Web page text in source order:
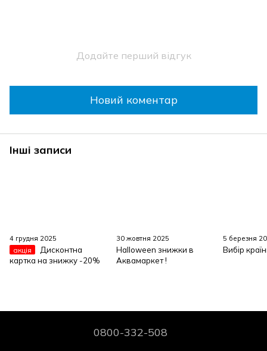
Додайте перший відгук
Новий коментар
Інші записи
4 грудня 2025
акція
Дисконтна
картка на знижку -20%
30 жовтня 2025
Halloween знижки в
Аквамаркет !
5 березня
Вибір
0800-332-508